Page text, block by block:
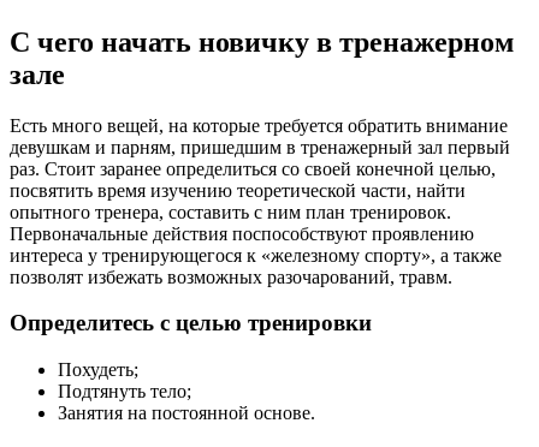
С чего начать новичку в тренажерном
зале
Есть много вещей, на которые требуется обратить внимание
девушкам и парням, пришедшим в тренажерный зал первый
раз. Стоит заранее определиться со своей конечной целью,
посвятить время изучению теоретической части, найти
опытного тренера, составить с ним план тренировок.
Первоначальные действия поспособствуют проявлению
интереса у тренирующегося к «железному спорту», а также
позволят избежать возможных разочарований, травм.
Определитесь с целью тренировки
Похудеть;
Подтянуть тело;
Занятия на постоянной основе.